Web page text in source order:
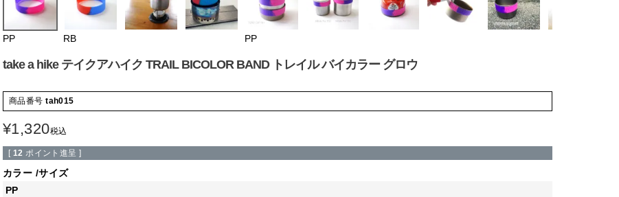
PP RB PP
take a hike テイクアハイク TRAIL BICOLOR BAND トレイル バイカラー グロウ
商品番号 tah015
¥1,320税込
[ 12 ポイント進呈 ]
カラー サイズ
PP